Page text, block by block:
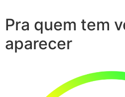
Pra quem tem
aparecer